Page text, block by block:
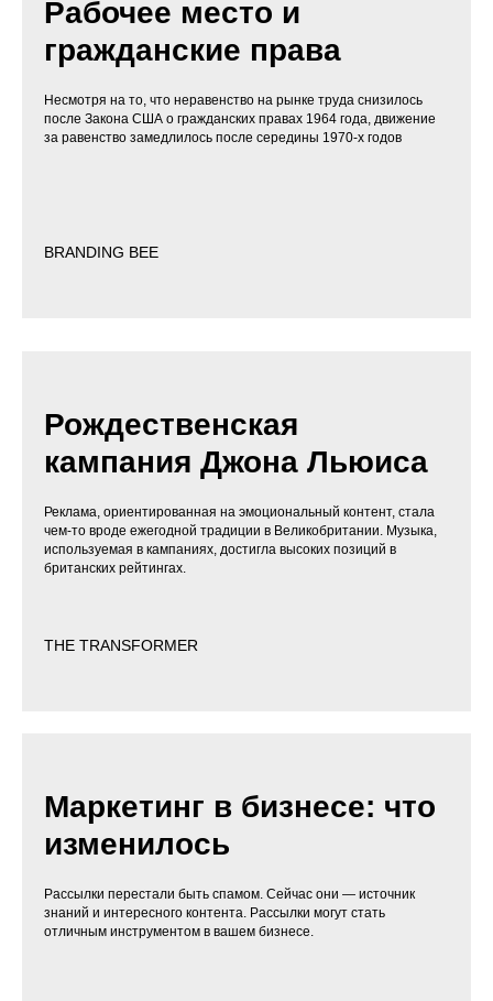
Рабочее место и
гражданские права
Несмотря на то, что неравенство на рынке труда снизилось
после Закона США о гражданских правах 1964 года, движение
за равенство замедлилось после середины 1970-х годов
BRANDING BEE
Рождественская
кампания Джона Льюиса
Реклама, ориентированная на эмоциональный контент, стала
чем-то вроде ежегодной традиции в Великобритании. Музыка,
используемая в кампаниях, достигла высоких позиций в
британских рейтингах.
THE TRANSFORMER
Маркетинг в бизнесе: что
изменилось
Рассылки перестали быть спамом. Сейчас они — источник
знаний и интересного контента. Рассылки могут стать
отличным инструментом в вашем бизнесе.